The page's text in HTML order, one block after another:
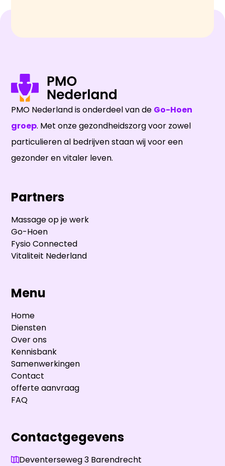
PMO Nederland is onderdeel van de Go-Hoen
groep. Met onze gezondheidszorg voor zowel
particulieren al bedrijven staan wij voor een
gezonder en vitaler leven.
Menu
Home
Diensten
Over ons
Kennisbank
Samenwerkingen
Contact
offerte aanvraag
FAQ
Partners
Massage op je werk
Go-Hoen
Fysio Connected
Vitaliteit Nederland
Contactgegevens
Deventerseweg 3 Barendrecht